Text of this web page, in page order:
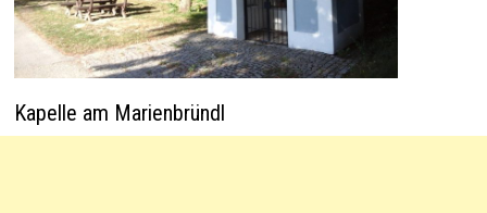
Kapelle am Marienbründl